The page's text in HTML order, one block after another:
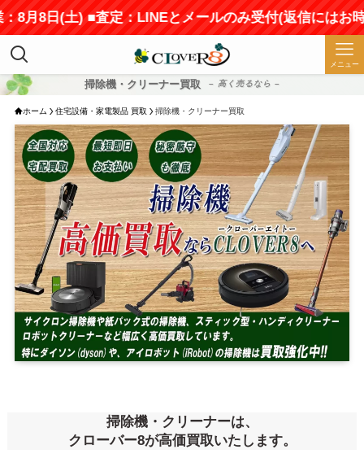
土) ■査定：LINEとメールのみ受付(返信にはお時間をい
メニュー
掃除機・クリーナー買取 – 高く売るなら –
ホーム 住宅設備・家電製品 買取 掃除機・クリーナー買取
掃除機・クリーナーは、
クローバー8が高価買取いたします。